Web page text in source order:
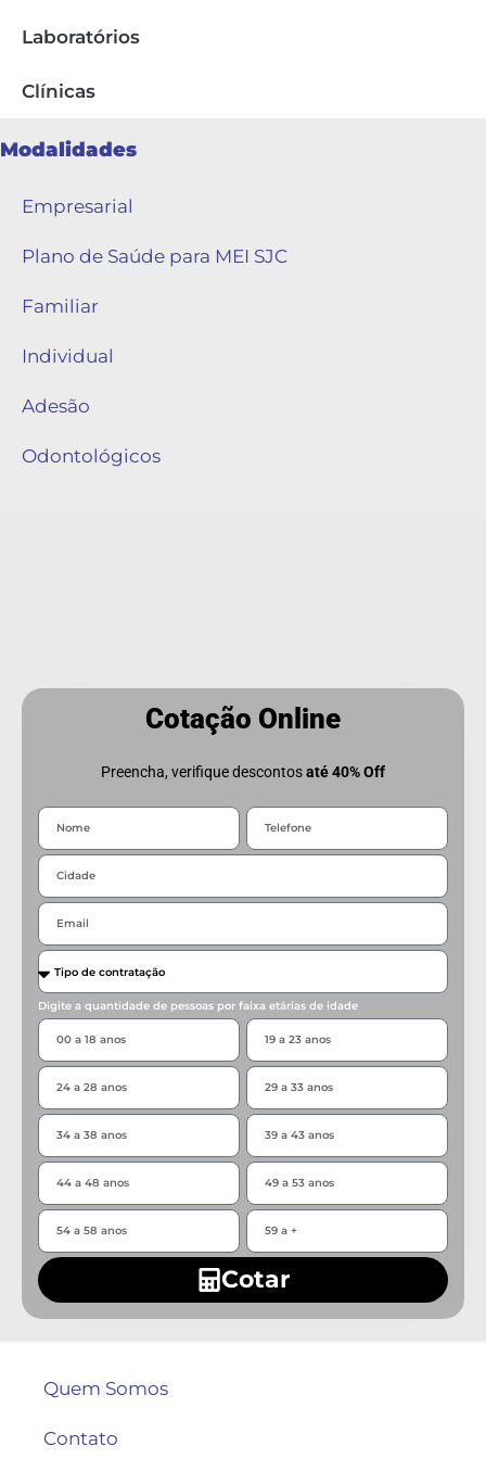
Laboratórios
Clínicas
Modalidades
Empresarial
Plano de Saúde para MEI SJC
Familiar
Individual
Adesão
Odontológicos
Cotação Online
Preencha, verifique descontosaté 40% Off
Digite a quantidade de pessoas por faixa etárias de idade
Cotar
Quem Somos
Contato